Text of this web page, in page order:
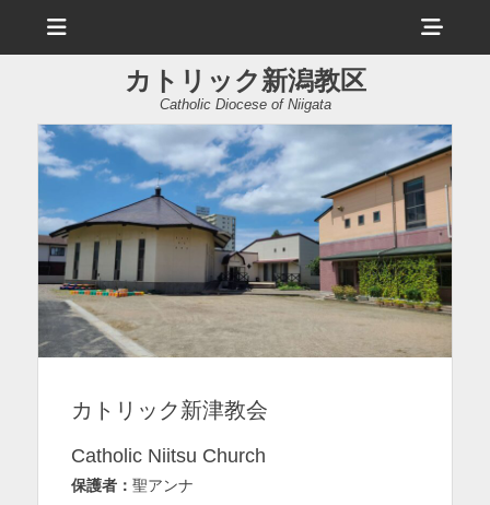
ュ
ヘ
ッ
ー
サ
イ
ド
バ
ー
カトリック新潟教区
Catholic Diocese of Niigata
カトリック新津教会
Catholic Niitsu Church
保護者： 聖アンナ